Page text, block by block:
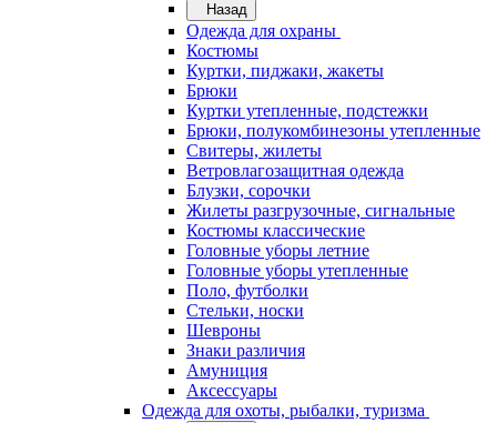
Назад
Одежда для охраны
Костюмы
Куртки, пиджаки, жакеты
Брюки
Куртки утепленные, подстежки
Брюки, полукомбинезоны утепленные
Свитеры, жилеты
Ветровлагозащитная одежда
Блузки, сорочки
Жилеты разгрузочные, сигнальные
Костюмы классические
Головные уборы летние
Головные уборы утепленные
Поло, футболки
Стельки, носки
Шевроны
Знаки различия
Амуниция
Аксессуары
Одежда для охоты, рыбалки, туризма